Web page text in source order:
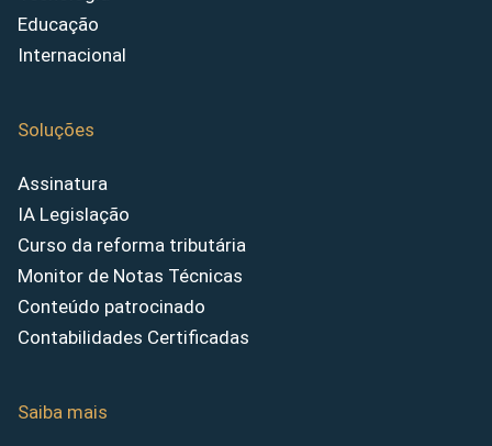
Educação
Internacional
Soluções
Assinatura
IA Legislação
Curso da reforma tributária
Monitor de Notas Técnicas
Conteúdo patrocinado
Contabilidades Certificadas
Saiba mais